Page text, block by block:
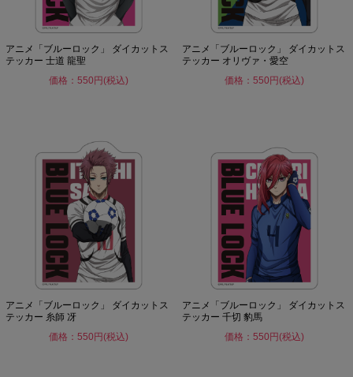
アニメ「ブルーロック」 ダイカットス
テッカー 士道 龍聖
価格：550円(税込)
アニメ「ブルーロック」 ダイカットス
テッカー オリヴァ・愛空
価格：550円(税込)
アニメ「ブルーロック」 ダイカットス
テッカー 糸師 冴
価格：550円(税込)
アニメ「ブルーロック」 ダイカットス
テッカー 千切 豹馬
価格：550円(税込)